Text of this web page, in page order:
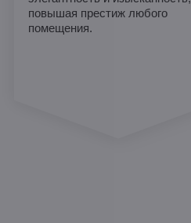
повышая престиж любого
помещения.